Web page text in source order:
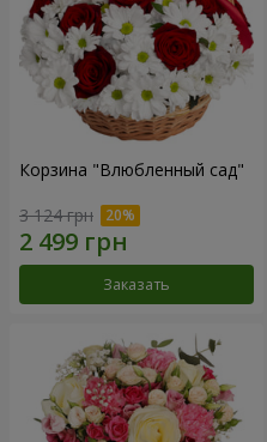
Корзина "Влюбленный сад"
3 124 грн
Заказать